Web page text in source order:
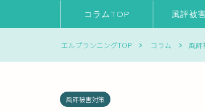
コラムTOP 風評被
エルプランニングTOP コラム 風評
風評被害対策